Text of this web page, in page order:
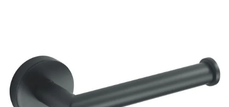
images
gallery